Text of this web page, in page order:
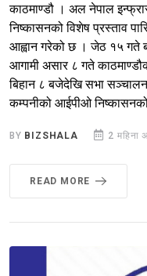
काठमाण्डौ । अल नेपाल
निष्कासनको विशेष प्रस्ताव
आह्वान गरेको छ । जेठ १५ गते
आगामी असार ८ गते
बिहान ८ बजेदेखि सभा सञ्चालन
कम्पनीको आईपीओ
BY BIZSHALA 2 महिना
READ MORE